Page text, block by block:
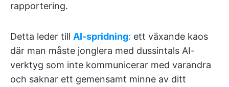
rapportering.
Detta leder till AI-spridning: ett växande kaos
där man måste jonglera med dussintals AI-
verktyg som inte kommunicerar med varandra
och saknar ett gemensamt minne av ditt